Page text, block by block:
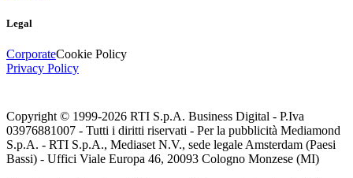
Legal
CorporateCookie Policy
Privacy Policy
Copyright © 1999-2026 RTI S.p.A. Business Digital - P.Iva
03976881007 - Tutti i diritti riservati - Per la pubblicità Mediamond
S.p.A. - RTI S.p.A., Mediaset N.V., sede legale Amsterdam (Paesi
Bassi) - Uffici Viale Europa 46, 20093 Cologno Monzese (MI)